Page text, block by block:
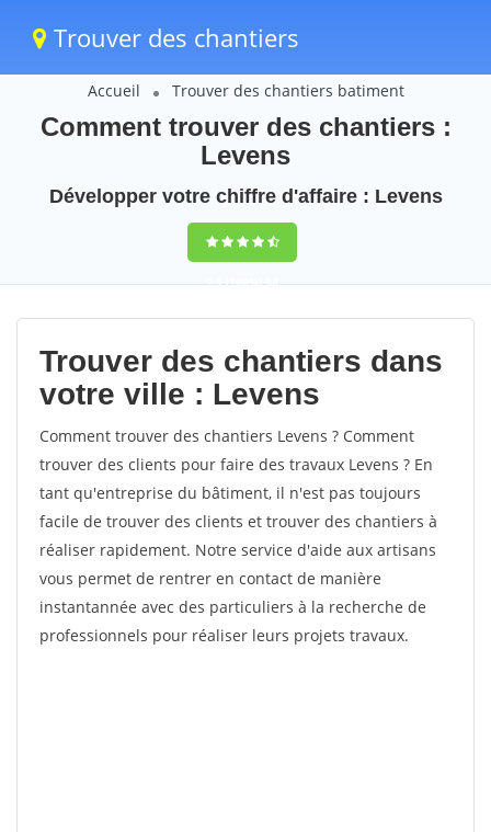
Trouver des chantiers
Accueil Trouver des chantiers batiment
Comment trouver des chantiers :
Levens
Développer votre chiffre d'affaire : Levens
9,5(100%)36
votes
Trouver des chantiers dans
votre ville : Levens
Comment trouver des chantiers Levens ? Comment
trouver des clients pour faire des travaux Levens ? En
tant qu'entreprise du bâtiment, il n'est pas toujours
facile de trouver des clients et trouver des chantiers à
réaliser rapidement. Notre service d'aide aux artisans
vous permet de rentrer en contact de manière
instantannée avec des particuliers à la recherche de
professionnels pour réaliser leurs projets travaux.